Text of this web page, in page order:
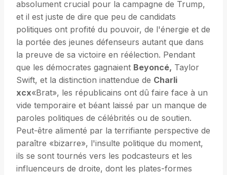
absolument crucial pour la campagne de Trump,
et il est juste de dire que peu de candidats
politiques ont profité du pouvoir, de l'énergie et de
la portée des jeunes défenseurs autant que dans
la preuve de sa victoire en réélection. Pendant
que les démocrates gagnaient Beyoncé, Taylor
Swift, et la distinction inattendue de Charli
xcx«Brat», les républicains ont dû faire face à un
vide temporaire et béant laissé par un manque de
paroles politiques de célébrités ou de soutien.
Peut-être alimenté par la terrifiante perspective de
paraître «bizarre», l'insulte politique du moment,
ils se sont tournés vers les podcasteurs et les
influenceurs de droite, dont les plates-formes